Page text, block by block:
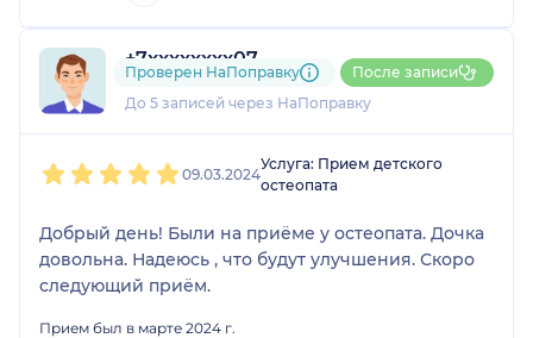
+7xxxxxxxx07
1 отзыв
До 5 записей через НаПоправку
Проверен НаПоправку После записи
09.03.2024
Услуга: Прием детского
остеопата
Добрый день! Были на приёме у остеопата. Дочка
довольна. Надеюсь , что будут улучшения. Скоро
следующий приём.
Прием был в марте 2024 г.